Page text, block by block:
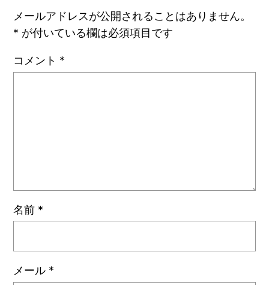
メールアドレスが公開されることはありません。
* が付いている欄は必須項目です
コメント *
名前 *
メール *